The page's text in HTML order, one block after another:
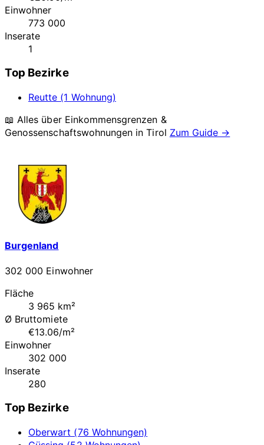
Einwohner
773 000
Inserate
1
Top Bezirke
Reutte (1 Wohnung)
📖 Alles über Einkommensgrenzen &
Genossenschaftswohnungen inTirol Zum Guide →
Burgenland
302 000 Einwohner
Fläche
3 965 km²
Ø Bruttomiete
€13.06/m²
Einwohner
302 000
Inserate
280
Top Bezirke
Oberwart (76 Wohnungen)